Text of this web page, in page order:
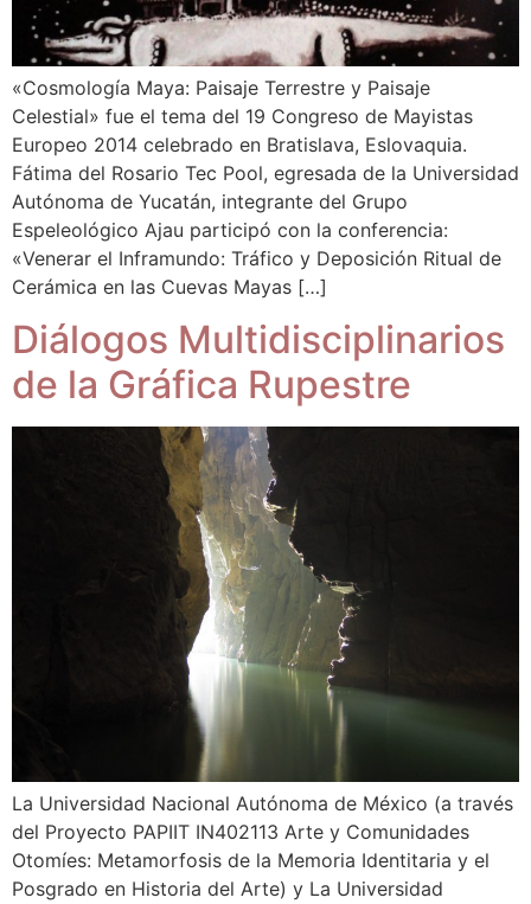
«Cosmología Maya: Paisaje Terrestre y Paisaje
Celestial» fue el tema del 19 Congreso de Mayistas
Europeo 2014 celebrado en Bratislava, Eslovaquia.
Fátima del Rosario Tec Pool, egresada de la Universidad
Autónoma de Yucatán, integrante del Grupo
Espeleológico Ajau participó con la conferencia:
«Venerar el Inframundo: Tráfico y Deposición Ritual de
Cerámica en las Cuevas Mayas […]
Diálogos Multidisciplinarios
de la Gráfica Rupestre
La Universidad Nacional Autónoma de México (a través
del Proyecto PAPIIT IN402113 Arte y Comunidades
Otomíes: Metamorfosis de la Memoria Identitaria y el
Posgrado en Historia del Arte) y La Universidad